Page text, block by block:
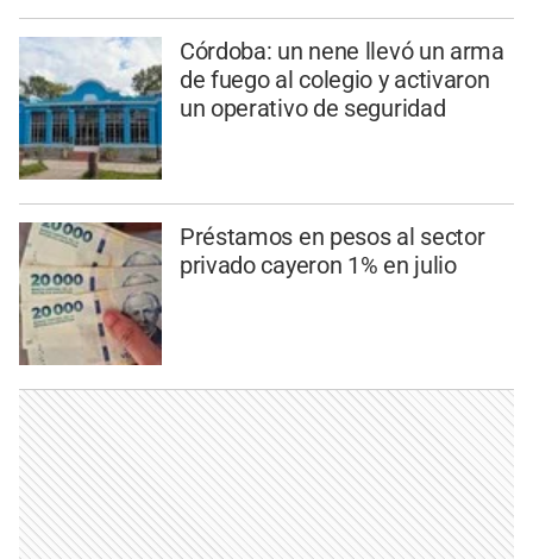
Córdoba: un nene llevó un arma
de fuego al colegio y activaron
un operativo de seguridad
Préstamos en pesos al sector
privado cayeron 1% en julio